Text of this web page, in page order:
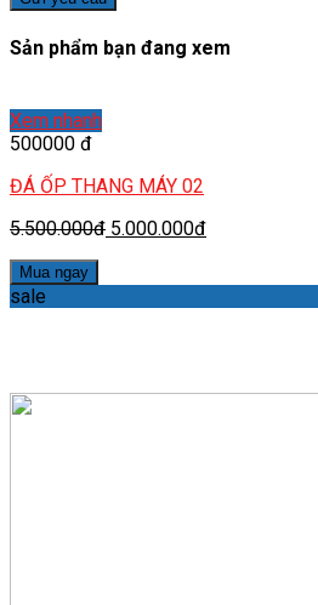
Sản phẩm bạn đang xem
Xem nhanh
500000 đ
ĐÁ ỐP THANG MÁY 02
5.500.000đ 5.000.000đ
Mua ngay
sale